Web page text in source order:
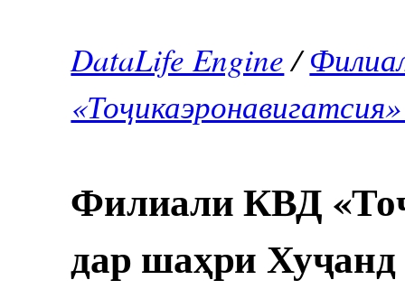
DataLife Engine/
Филиали КВД
дар шаҳри Хуҷанд